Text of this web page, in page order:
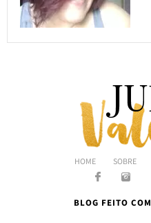
HOME SOBRE
BLOG FEITO COM